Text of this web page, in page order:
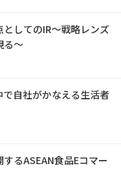
してのIR～戦略レンズ
る～
自社がかなえる生活者
るASEAN食品Eコマー